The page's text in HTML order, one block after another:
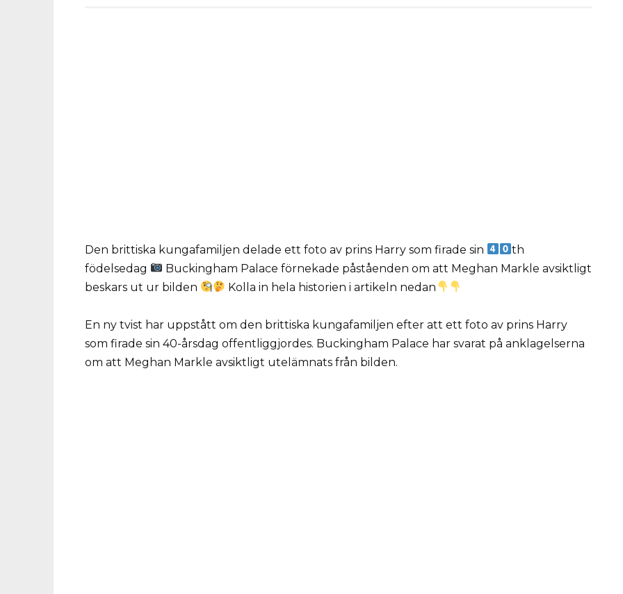
Den brittiska kungafamiljen delade ett foto av prins Harry som firade sin
th
födelsedag
Buckingham Palace förnekade påståenden om att Meghan Markle avsiktligt
beskars ut ur bilden
Kolla in hela historien i artikeln nedan
En ny tvist har uppstått om den brittiska kungafamiljen efter att ett foto av prins Harry
som firade sin 40-årsdag offentliggjordes. Buckingham Palace har svarat på anklagelserna
om att Meghan Markle avsiktligt utelämnats från bilden.